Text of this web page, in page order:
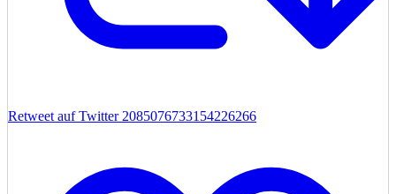
Retweet auf Twitter 2085076733154226266